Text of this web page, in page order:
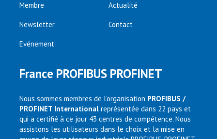
Membre Actualité
Newsletter Contact
Evénement
France PROFIBUS PROFINET
Nous sommes membres de l’organisation PROFIBUS /
PROFINET International représentée dans 22 pays et
qui a certifié à ce jour 43 centres de compétence. Nous
assistons les utilisateurs dans le choix et la mise en